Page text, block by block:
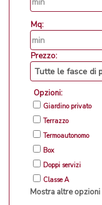
Mq:
Prezzo:
Opzioni:
Giardino privato
Terrazzo
Termoautonomo
Box
Doppi servizi
Classe A
Mostra altre opzioni